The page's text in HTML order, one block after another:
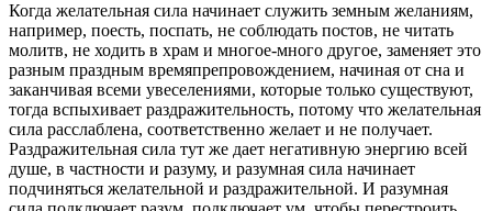
Когда желательная сила начинает служить земным желаниям,
например, поесть, поспать, не соблюдать постов, не читать
молитв, не ходить в храм и многое-много другое, заменяет это
разным праздным времяпрепровождением, начиная от сна и
заканчивая всеми увеселениями, которые только существуют,
тогда вспыхивает раздражительность, потому что желательная
сила расслаблена, соответственно желает и не получает.
Раздражительная сила тут же дает негативную энергию всей
душе, в частности и разуму, и разумная сила начинает
подчиняться желательной и раздражительной. И разумная